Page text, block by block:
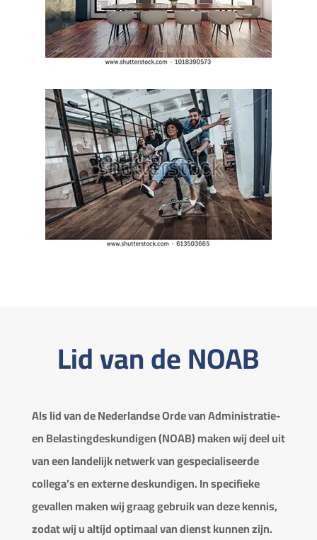
Lid van de NOAB
Als lid van de Nederlandse Orde van Administratie-
en Belastingdeskundigen (NOAB) maken wij deel uit
van een landelijk netwerk van gespecialiseerde
collega’s en externe deskundigen. In specifieke
gevallen maken wij graag gebruik van deze kennis,
zodat wij u altijd optimaal van dienst kunnen zijn.